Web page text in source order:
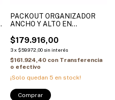
PACKOUT ORGANIZADOR
ANCHO Y ALTO EN
4822-8424
$179.916,00
3x $59.972,00 sin interés
$161.924,40 con Transferencia
o efectivo
¡Solo quedan 5 en stock!